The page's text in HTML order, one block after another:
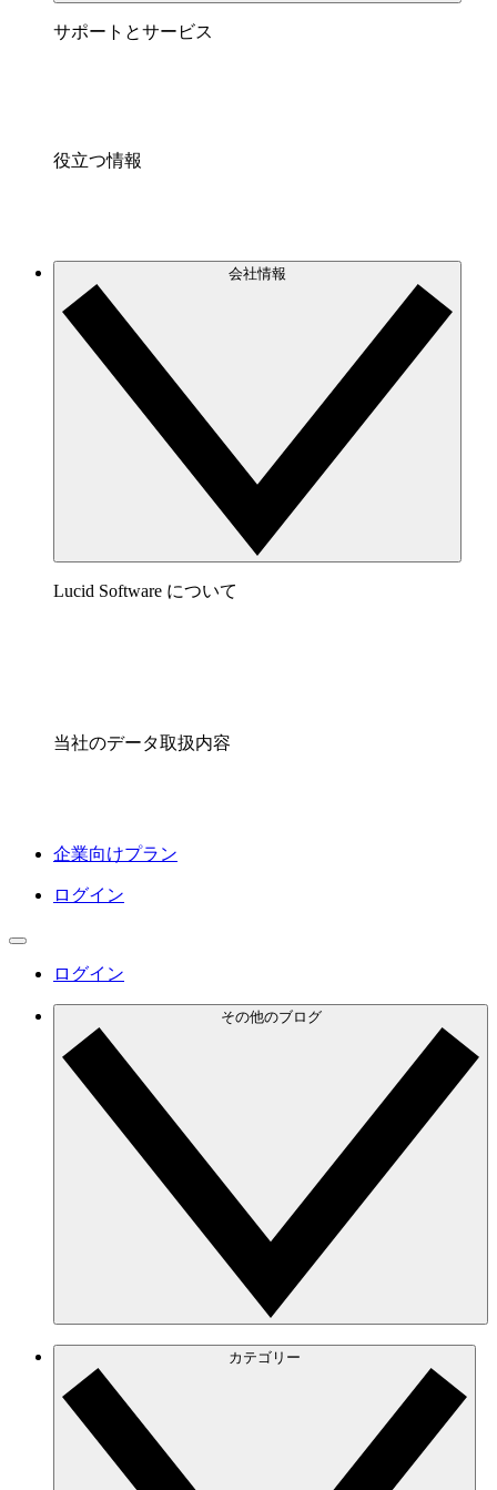
サポートとサービス
役立つ情報
会社情報
Lucid Software について
当社のデータ取扱内容
企業向けプラン
ログイン
ログイン
その他のブログ
カテゴリー